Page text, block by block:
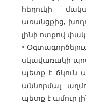
հեղուկի
առանցքից,
լինի ոտքով
•
սկավառակի
պետք է
աննորմալ
պետք է ամուր